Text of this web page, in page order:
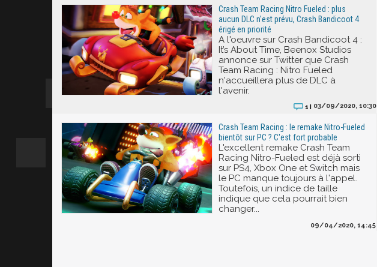
Crash Team Racing Nitro Fueled : plus
aucun DLC n'est prévu, Crash Bandicoot 4
érigé en priorité
A l'oeuvre sur Crash Bandicoot 4 :
It’s About Time, Beenox Studios
annonce sur Twitter que Crash
Team Racing : Nitro Fueled
n'accueillera plus de DLC à
l'avenir.
1 | 03/09/2020, 10:30
Crash Team Racing : le remake Nitro-Fueled
bientôt sur PC ? C'est fort probable
L'excellent remake Crash Team
Racing Nitro-Fueled est déjà sorti
sur PS4, Xbox One et Switch mais
le PC manque toujours à l'appel.
Toutefois, un indice de taille
indique que cela pourrait bien
changer...
09/04/2020, 14:45